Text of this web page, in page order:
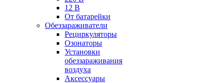
12 В
От батарейки
Обеззараживатели
Рециркуляторы
Озонаторы
Установки
обеззараживания
воздуха
Аксессуары